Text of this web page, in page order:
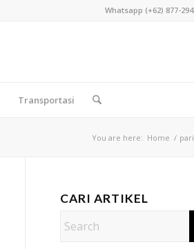
Whatsapp (+62) 877-
Transportasi
You are here: Home /
CARI ARTIKEL